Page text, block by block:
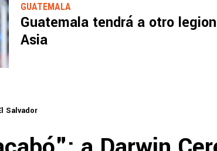
GUATEMALA
Guatemala tendrá a otro
Asia
Salvador